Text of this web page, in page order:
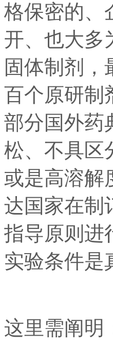
格保密的、
开、也大多
固体制剂
百个原研制
部分国外药
松、不具区
或是高溶解
达国家在制
指导原则进
实验条件是
这里需阐明